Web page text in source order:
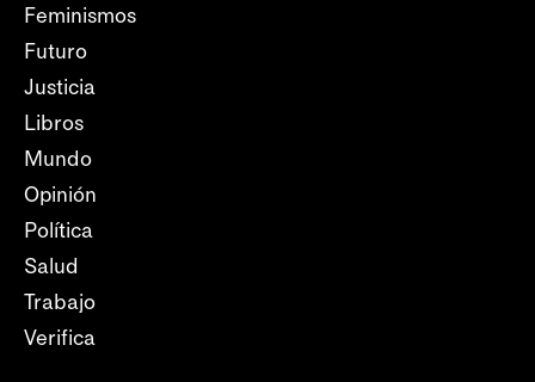
Feminismos
Futuro
Justicia
Libros
Mundo
Opinión
Política
Salud
Trabajo
Verifica